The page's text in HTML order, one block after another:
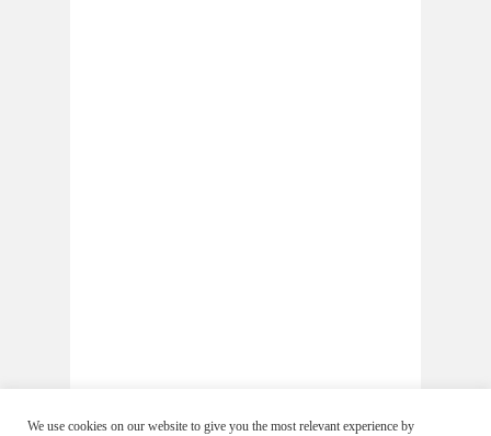
We use cookies on our website to give you the most relevant experience by